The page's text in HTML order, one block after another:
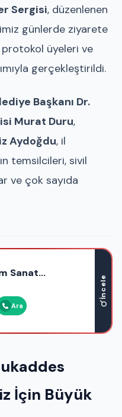
Sergisi, düzenlenen
günlerde ziyarete
protokol üyeleri ve
gerçekleştirildi.
Başkanı Dr.
Murat Duru,
Aydoğdu, il
temsilcileri, sivil
ve çok sayıda
Sanat
Ara
İncele
İçin Büyük